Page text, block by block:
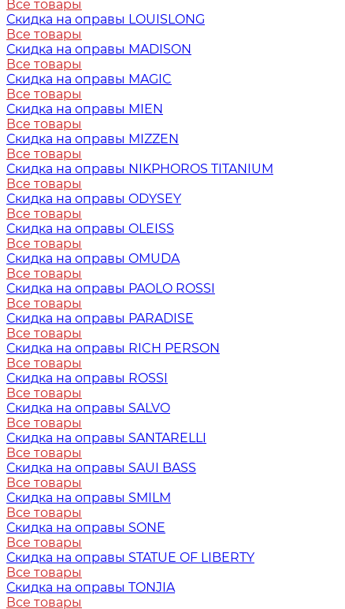
Все товары
Скидка на оправы LOUISLONG
Все товары
Скидка на оправы MADISON
Все товары
Скидка на оправы MAGIC
Все товары
Скидка на оправы MIEN
Все товары
Скидка на оправы MIZZEN
Все товары
Скидка на оправы NIKPHOROS TITANIUM
Все товары
Скидка на оправы ODYSEY
Все товары
Скидка на оправы OLEISS
Все товары
Скидка на оправы OMUDA
Все товары
Скидка на оправы PAOLO ROSSI
Все товары
Скидка на оправы PARADISE
Все товары
Скидка на оправы RICH PERSON
Все товары
Скидка на оправы ROSSI
Все товары
Скидка на оправы SALVO
Все товары
Скидка на оправы SANTARELLI
Все товары
Скидка на оправы SAUI BASS
Все товары
Скидка на оправы SMILM
Все товары
Скидка на оправы SONE
Все товары
Скидка на оправы STATUE OF LIBERTY
Все товары
Скидка на оправы TONJIA
Все товары